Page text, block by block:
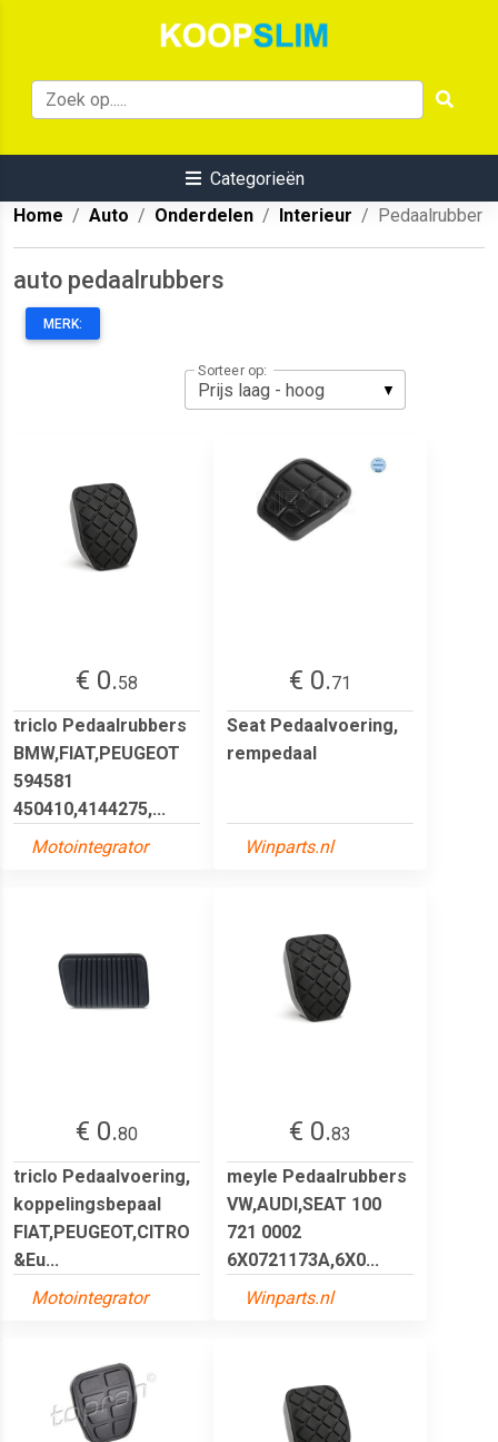
Categorieën
Home
Auto Onderdelen Interieur Pedaalrubber
auto pedaalrubbers
MERK:
Sorteer op:
€ 0.58
triclo Pedaalrubbers
BMW,FIAT,PEUGEOT
594581
450410,4144275,...
Motointegrator
€ 0.71
Seat Pedaalvoering,
rempedaal
Winparts.nl
€ 0.80
triclo Pedaalvoering,
koppelingsbepaal
FIAT,PEUGEOT,CITRO
&Eu...
Motointegrator
€ 0.83
meyle Pedaalrubbers
VW,AUDI,SEAT 100
721 0002
6X0721173A,6X0...
Winparts.nl